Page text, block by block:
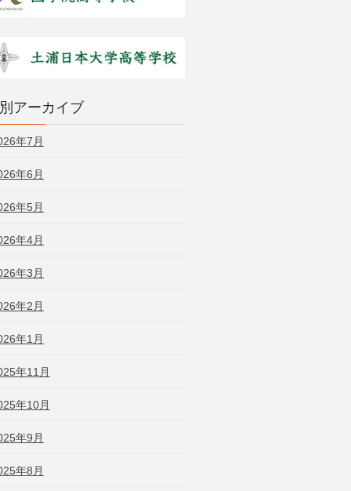
アーカイブ
年7月
年6月
年5月
年4月
年3月
年2月
年1月
年11月
年10月
年9月
年8月